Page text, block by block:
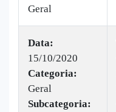
Geral
Data:
15/10/2020
Categoria:
Geral
Subcategoria: